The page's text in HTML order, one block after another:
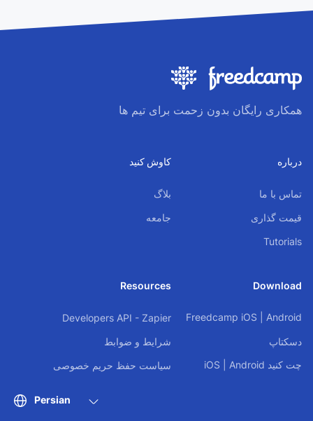
همکاری رایگان بدون زحمت برای تیم ها
درباره
تماس با ما
قیمت گذاری
Tutorials
کاوش کنید
بلاگ
جامعه
Download
Freedcamp iOS Android
دسکتاپ
چت کنید
iOS Android
Resources
Developers API - Zapier
شرایط و ضوابط
سیاست حفظ حریم خصوصی
Persian